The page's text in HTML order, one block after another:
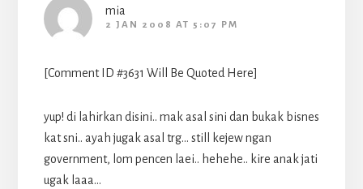
mia
2 JAN 2008 AT 5:07 PM
[Comment ID #3631 Will Be Quoted Here]
yup! di lahirkan disini.. mak asal sini dan bukak bisnes
kat sni.. ayah jugak asal trg… still kejew ngan
government, lom pencen laei.. hehehe.. kire anak jati
ugak laaa…